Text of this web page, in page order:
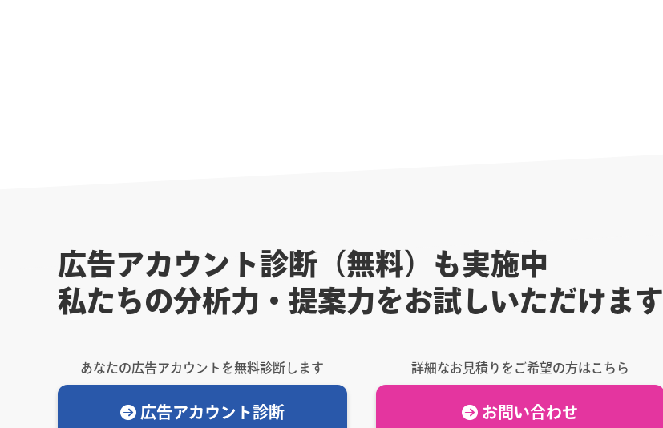
広告アカウント診断（無料）も実施中
私たちの分析力・提案力をお試しいただけます
あなたの広告アカウントを無料診断します
広告アカウント診断
詳細なお見積りをご希望の方はこちら
お問い合わせ